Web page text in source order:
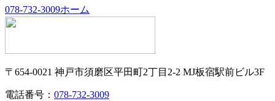
078-732-3009ホーム
〒654-0021 神戸市須磨区平田町2丁目2-2 MJ板宿駅前ビル3F
電話番号： 078-732-3009